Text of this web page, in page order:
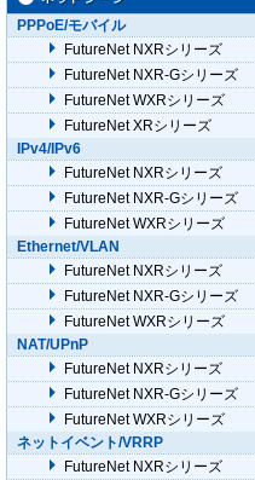
PPPoE/モバイル
FutureNet NXRシリーズ
FutureNet NXR-Gシリーズ
FutureNet WXRシリーズ
FutureNet XRシリーズ
IPv4/IPv6
FutureNet NXRシリーズ
FutureNet NXR-Gシリーズ
FutureNet WXRシリーズ
Ethernet/VLAN
FutureNet NXRシリーズ
FutureNet NXR-Gシリーズ
FutureNet WXRシリーズ
NAT/UPnP
FutureNet NXRシリーズ
FutureNet NXR-Gシリーズ
FutureNet WXRシリーズ
ネットイベント/VRRP
FutureNet NXRシリーズ